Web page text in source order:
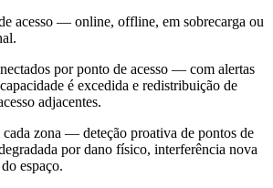
acesso — online, offline, em sobrecarga ou
por ponto de acesso — com alertas
é excedida e redistribuição de
adjacentes.
zona — deteção proativa de pontos de
por dano físico, interferência nova
espaço.